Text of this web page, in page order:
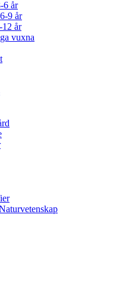
6 år
9 år
år
vuxna